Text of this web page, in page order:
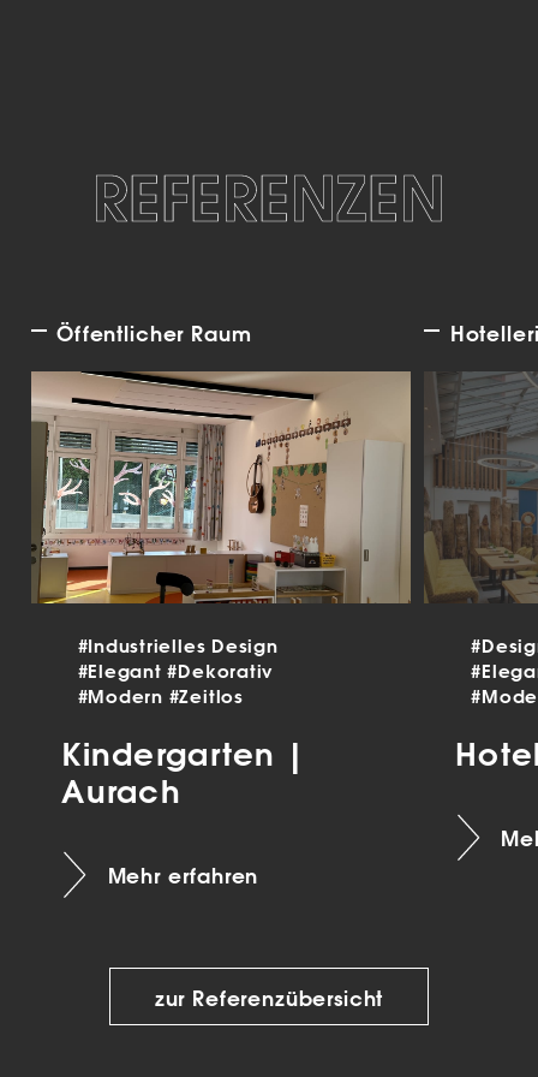
REFERENZEN
Öffentlicher Raum
#Industrielles Design
#Elegant#Dekorativ
#Modern #Zeitlos
Kindergarten |
Aurach
Mehr erfahren
zur Referenzübersicht